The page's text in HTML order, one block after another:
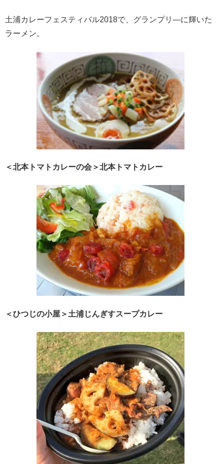
土浦カレーフェスティバル2018で、グランプリ―に輝いた
ラーメン。
＜北本トマトカレーの会＞北本トマトカレー
＜ひつじの小屋＞土浦じんぎすスープカレー